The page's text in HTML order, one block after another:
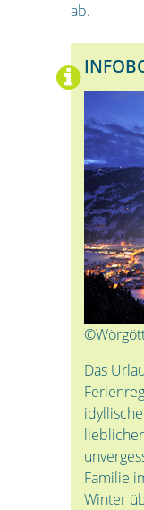
ab.
Das
Familie
Winter